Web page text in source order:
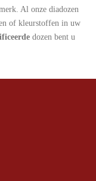
Al onze diadozen
of kleurstoffen in uw
dozen bent u